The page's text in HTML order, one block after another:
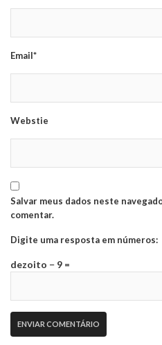
Email*
Webstie
Salvar meus dados neste
comentar.
Digite uma resposta em números:
dezoito − 9 =